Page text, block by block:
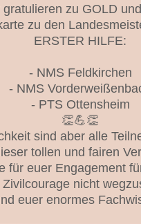
gratulieren zu GOLD
zu den
ERSTER HILFE:
- NMS Feldkirchen
- NMS
- PTS Ottensheim
👏💪👏
sind aber alle
tollen und fairen
für euer Engagement
nicht
euer enormes